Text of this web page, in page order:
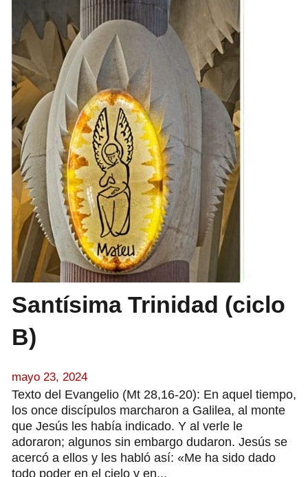
Santísima Trinidad (ciclo
B)
mayo 23, 2024
Texto del Evangelio (Mt 28,16-20): En aquel tiempo,
los once discípulos marcharon a Galilea, al monte
que Jesús les había indicado. Y al verle le
adoraron; algunos sin embargo dudaron. Jesús se
acercó a ellos y les habló así: «Me ha sido dado
todo poder en el cielo y en...